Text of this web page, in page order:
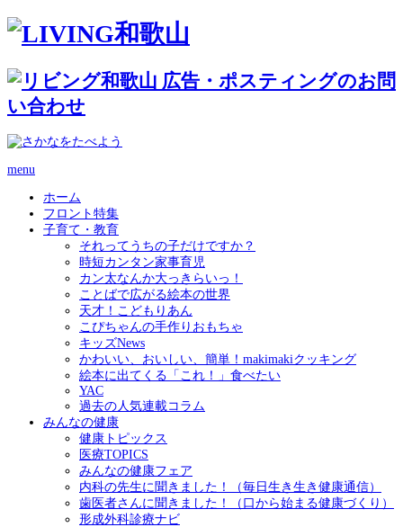
menu
ホーム
フロント特集
子育て・教育
それってうちの子だけですか？
時短カンタン家事育児
カン太なんか大っきらいっ！
ことばで広がる絵本の世界
天才！こどもりあん
こぴちゃんの手作りおもちゃ
キッズNews
かわいい、おいしい、簡単！makimakiクッキング
絵本に出てくる「これ！」食べたい
YAC
過去の人気連載コラム
みんなの健康
健康トピックス
医療TOPICS
みんなの健康フェア
内科の先生に聞きました！（毎日生き生き健康通信）
歯医者さんに聞きました！（口から始まる健康づくり）
形成外科診療ナビ